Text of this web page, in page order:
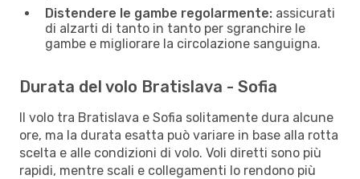
Distendere le gambe regolarmente: assicurati
di alzarti di tanto in tanto per sgranchire le
gambe e migliorare la circolazione sanguigna.
Durata del volo Bratislava - Sofia
Il volo tra Bratislava e Sofia solitamente dura alcune
ore, ma la durata esatta può variare in base alla rotta
scelta e alle condizioni di volo. Voli diretti sono più
rapidi, mentre scali e collegamenti lo rendono più